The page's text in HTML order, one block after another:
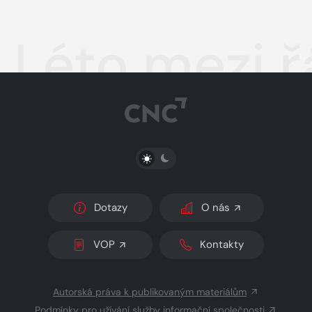
Léto mezi
PŘEPNOUT SVĚTLÝ/TMAVÝ REŽIM
Dotazy O nás
VOP Kontakty
Autorská práva k publikovaným materiálům